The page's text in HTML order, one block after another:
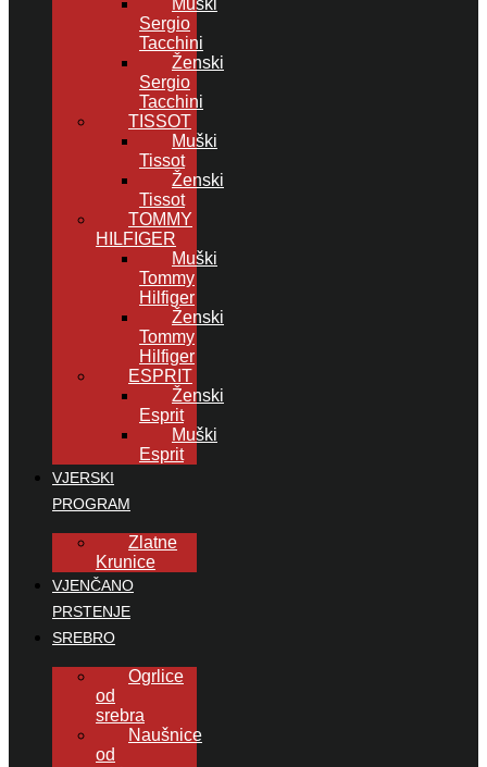
Muški
Sergio
Tacchini
Ženski
Sergio
Tacchini
TISSOT
Muški
Tissot
Ženski
Tissot
TOMMY
HILFIGER
Muški
Tommy
Hilfiger
Ženski
Tommy
Hilfiger
ESPRIT
Ženski
Esprit
Muški
Esprit
VJERSKI
PROGRAM
Zlatne
Krunice
VJENČANO
PRSTENJE
SREBRO
Ogrlice
od
srebra
Naušnice
od